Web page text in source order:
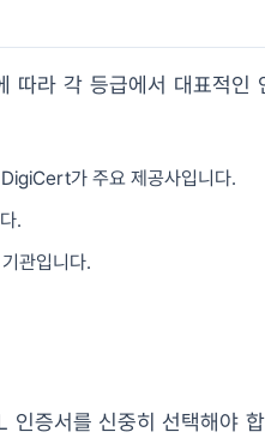
따라 각 등급에서 대표적인
가 주요 제공사입니다.
.
관입니다.
증서를 신중히 선택해야